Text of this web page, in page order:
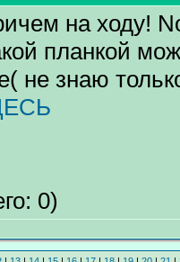
на ходу!
планкой
не знаю
0)